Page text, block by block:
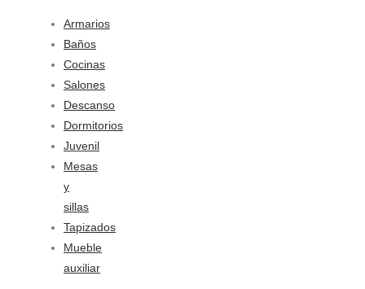
Armarios
Baños
Cocinas
Salones
Descanso
Dormitorios
Juvenil
Mesas
y
sillas
Tapizados
Mueble
auxiliar